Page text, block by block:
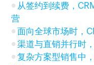
从签约到续费，
营
面向全球市场时，
渠道与直销并行时
复杂方案型销售中